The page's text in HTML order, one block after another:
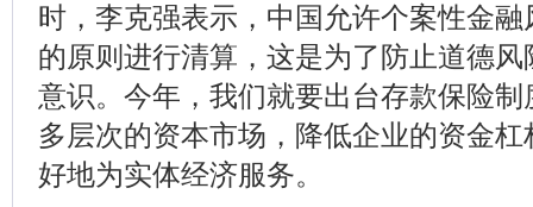
时，李克强表示，中国允许个案性金
的原则进行清算，这是为了防止道德
意识。今年，我们就要出台存款保险
多层次的资本市场，降低企业的资金
好地为实体经济服务。